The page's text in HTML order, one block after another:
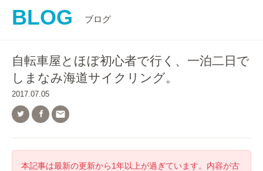
BLOG ブログ
自転車屋とほぼ初心者で行く、一泊二日で
しまなみ海道サイクリング。
2017.07.05

本記事は最新の更新から1年以上が過ぎています。内容が古